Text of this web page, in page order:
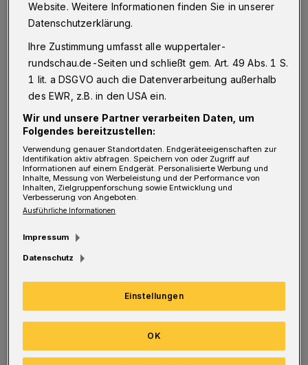
Zum Zeitpunkt der Übernahme durch die
Gebäudeteile in einem baulich sehr schlechten
Zustand. Der Investitionsstau war alles andere
als aufgelöst. Nicht zuletzt diese Bürde war
Anlass zur Privatisierung. In der Tat ist es
Helios gelungen, renommierte Chefärzte für
das Haus zu gewinnen. Vor diesem
Hintergrund verwundert Ihre Aufzählung, in
der Sie angeben, diverse Ärzte seien noch zu
Verpflichtung von Herrn Prof. Roth vor der
Übernahme durch Helios erfolgt war.
Auch ein ,offensichtliches Umdenken', das
sich Ihrer Meinung nach mit dem Verkauf der
Helios-Gruppe an Fresenius in 2005
Website. Weitere Informationen finden Sie in unserer
Datenschutzerklärung.
Ihre Zustimmung umfasst alle wuppertaler-
rundschau.de-Seiten und schließt gem. Art. 49 Abs. 1 S.
1 lit. a DSGVO auch die Datenverarbeitung außerhalb
des EWR, z.B. in den USA ein.
Wir und unsere Partner verarbeiten Daten, um
Folgendes bereitzustellen:
Verwendung genauer Standortdaten. Endgeräteeigenschaften zur
Identifikation aktiv abfragen. Speichern von oder Zugriff auf
Informationen auf einem Endgerät. Personalisierte Werbung und
Inhalte, Messung von Werbeleistung und der Performance von
Inhalten, Zielgruppenforschung sowie Entwicklung und
Verbesserung von Angeboten.
Ausführliche Informationen
Impressum
Datenschutz
Einstellungen
OK